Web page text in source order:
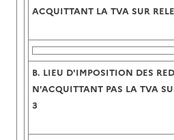
ACQUITTANT LA TVA SUR
B. LIEU D'IMPOSITION DES
N'ACQUITTANT PAS LA TVA
3